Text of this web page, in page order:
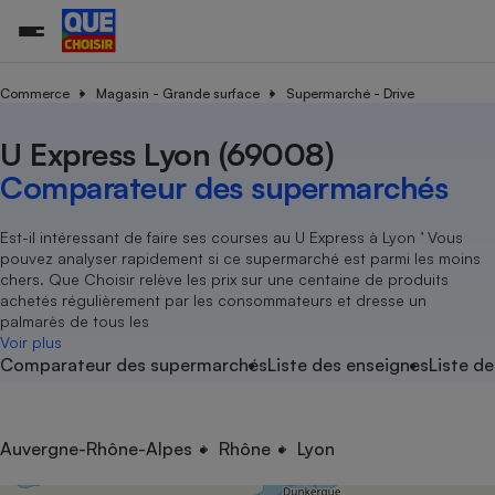
Commerce Magasin - Grande surface Supermarché - Drive
U Express Lyon (69008)
Comparateur des supermarchés
Est-il intéressant de faire ses courses au U Express à Lyon ’ Vous
pouvez analyser rapidement si ce supermarché est parmi les moins
chers. Que Choisir relève les prix sur une centaine de produits
achetés régulièrement par les consommateurs et dresse un
palmarès de tous les
Voir plus
Comparateur des supermarchésListe des enseignesListe
Auvergne-Rhône-Alpes Rhône Lyon
Nutrition
Assurance auto
Magasin - Grande surface
Méthode de vente -
Organismes de défense
Système judiciairegratuit
Déchet
Achat - Vente - Travaux
Location
Sport
électrique
Démarche administrative
Senior
Service marchand
Train
Transport aérien
Toutes les actualités
Enquêtes
Guides d'achat
Conseils
Brèves
Tous les services
Soumettre un litige
Lettres types
Rencontrer une association locale
Tous nos combats
Nos actions
Nos grandes victoires
Les billets de la présidente
Nos associations locales
Nous rejoindre
En savoir plus sur Que Choisir Ensemble
?
L’association
Nos missions
Notre méthodologie
Notre financement
Nos partenaires
Nous rejoindre